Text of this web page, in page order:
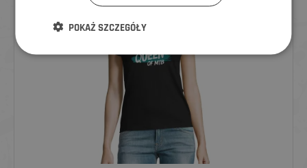
POKAŻ SZCZEGÓŁY